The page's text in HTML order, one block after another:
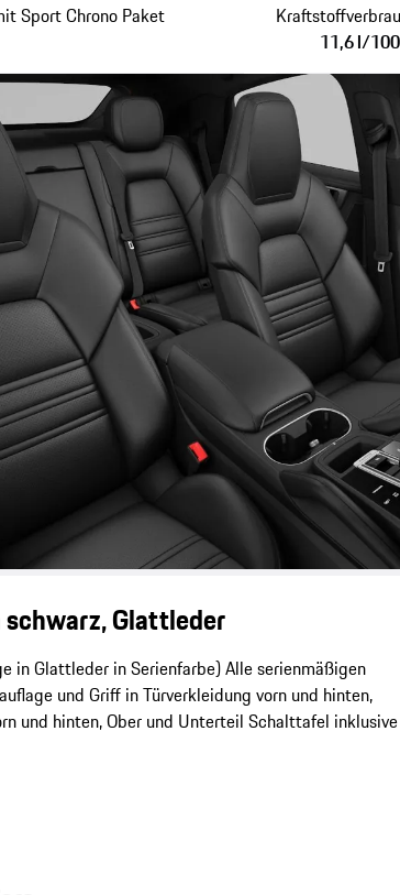
Sport Chrono Paket
11,6 l/
Glattleder
in Glattleder in Serienfarbe) Alle serienmäßigen
und Griff in Türverkleidung vorn und hinten,
und hinten, Ober­ und Unterteil Schalttafel inklusive